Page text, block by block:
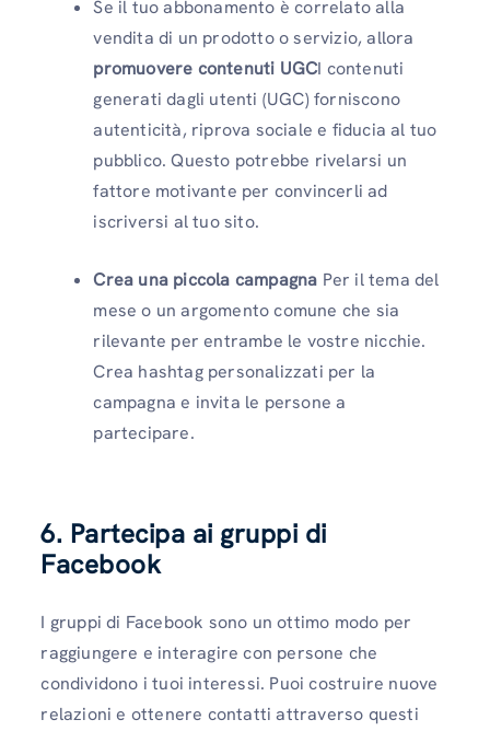
Se il tuo abbonamento è correlato alla
vendita di un prodotto o servizio, allora
promuovere contenuti UGCI contenuti
generati dagli utenti (UGC) forniscono
autenticità, riprova sociale e fiducia al tuo
pubblico. Questo potrebbe rivelarsi un
fattore motivante per convincerli ad
iscriversi al tuo sito.
Crea una piccola campagna Per il tema del
mese o un argomento comune che sia
rilevante per entrambe le vostre nicchie.
Crea hashtag personalizzati per la
campagna e invita le persone a
partecipare.
6. Partecipa ai gruppi di
Facebook
I gruppi di Facebook sono un ottimo modo per
raggiungere e interagire con persone che
condividono i tuoi interessi. Puoi costruire nuove
relazioni e ottenere contatti attraverso questi